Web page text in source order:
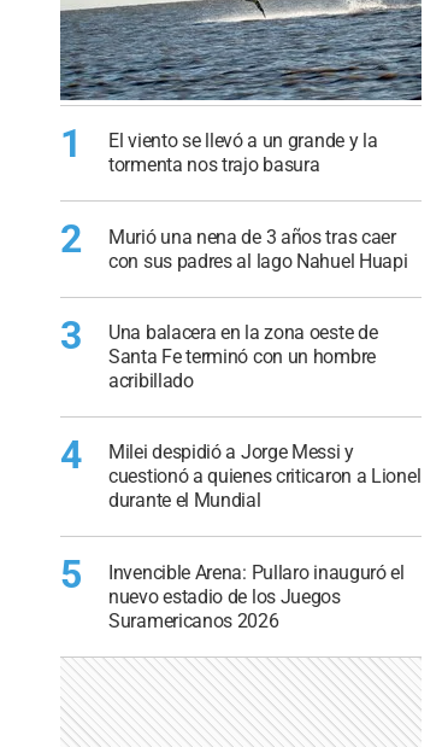
1
El viento se llevó a un grande y la
tormenta nos trajo basura
2
Murió una nena de 3 años tras caer
con sus padres al lago Nahuel Huapi
3
Una balacera en la zona oeste de
Santa Fe terminó con un hombre
acribillado
4
Milei despidió a Jorge Messi y
cuestionó a quienes criticaron a Lionel
durante el Mundial
5
Invencible Arena: Pullaro inauguró el
nuevo estadio de los Juegos
Suramericanos 2026